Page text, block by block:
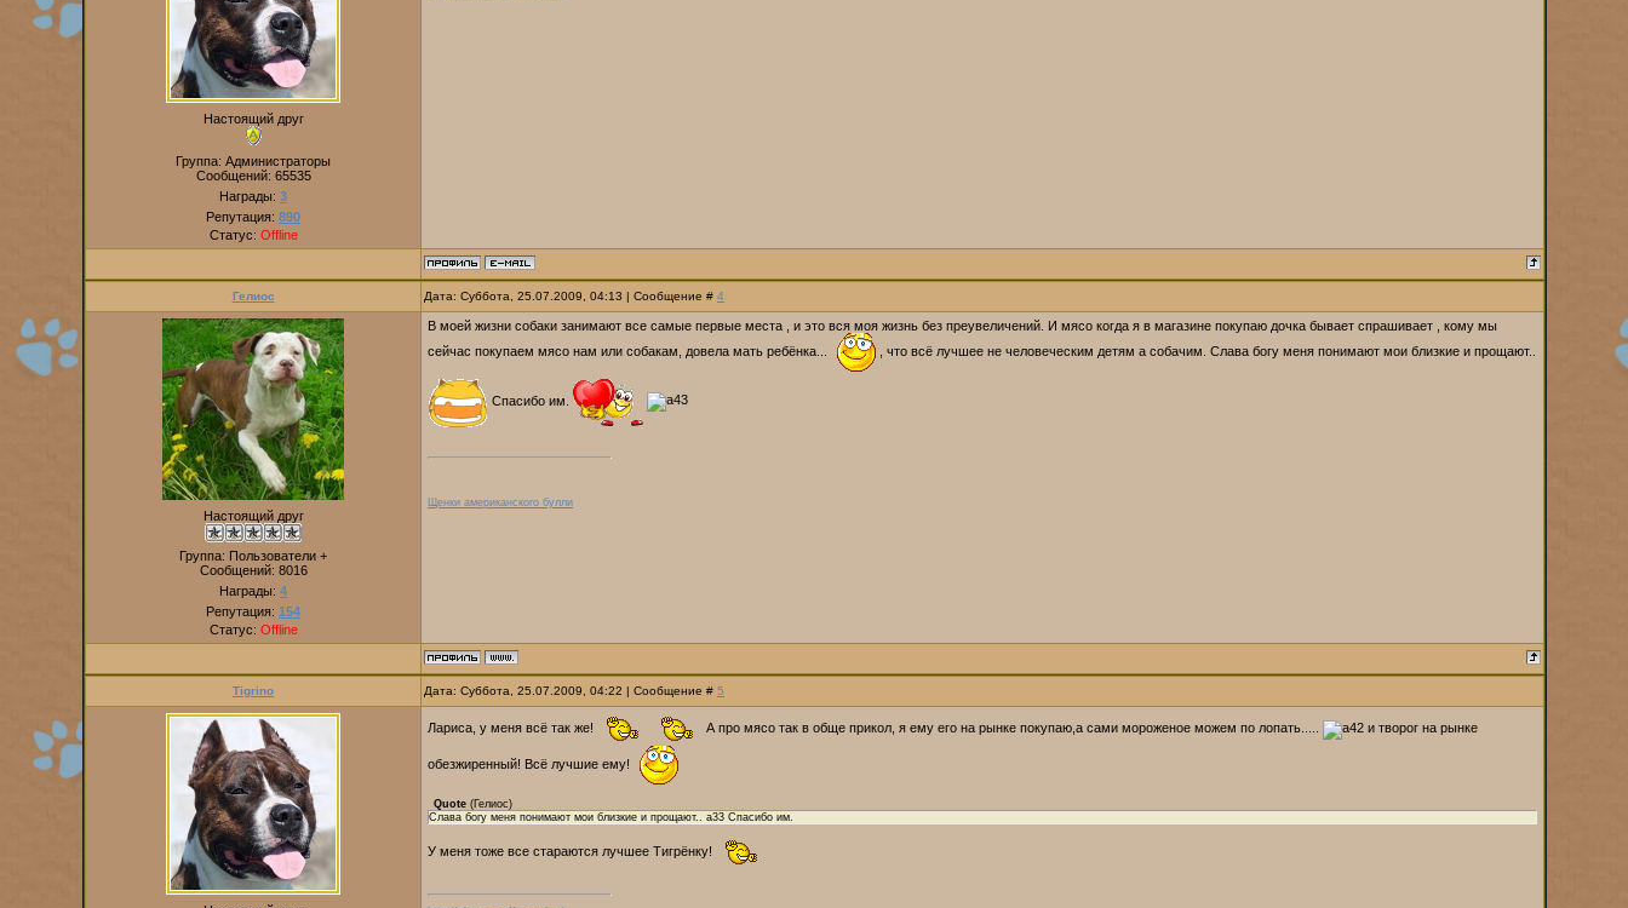
Настоящий друг
Группа: Администраторы
Сообщений: 65535
Награды: 3
Репутация: 890
Статус: Offline
Гелиос Дата: Суббота, 25.07.2009, 04:13 | Сообщение # 4
Настоящий друг
Группа: Пользователи +
Сообщений: 8016
Награды: 4
Репутация: 154
Статус: Offline
В моей жизни собаки занимают все самые первые места , и это вся моя жизнь без преувеличений. И мясо когда я в магазине покупаю дочка бывает спрашивает , кому мы
сейчас покупаем мясо нам или собакам, довела мать ребёнка...
, что всё лучшее не человеческим детям а собачим. Слава богу меня понимают мои близкие и прощают..
Спасибо им.
Щенки американского булли
Tigrino Дата: Суббота, 25.07.2009, 04:22 | Сообщение # 5
Лариса, у меня всё так же! А про мясо так в обще прикол, я ему его на рынке покупаю,а сами мороженое можем по лопать..... и творог на рынке
обезжиренный! Всё лучшие ему!
Quote (Гелиос)
Слава богу меня понимают мои близкие и прощают.. a33 Спасибо им.
У меня тоже все стараются лучшее Тигрёнку!